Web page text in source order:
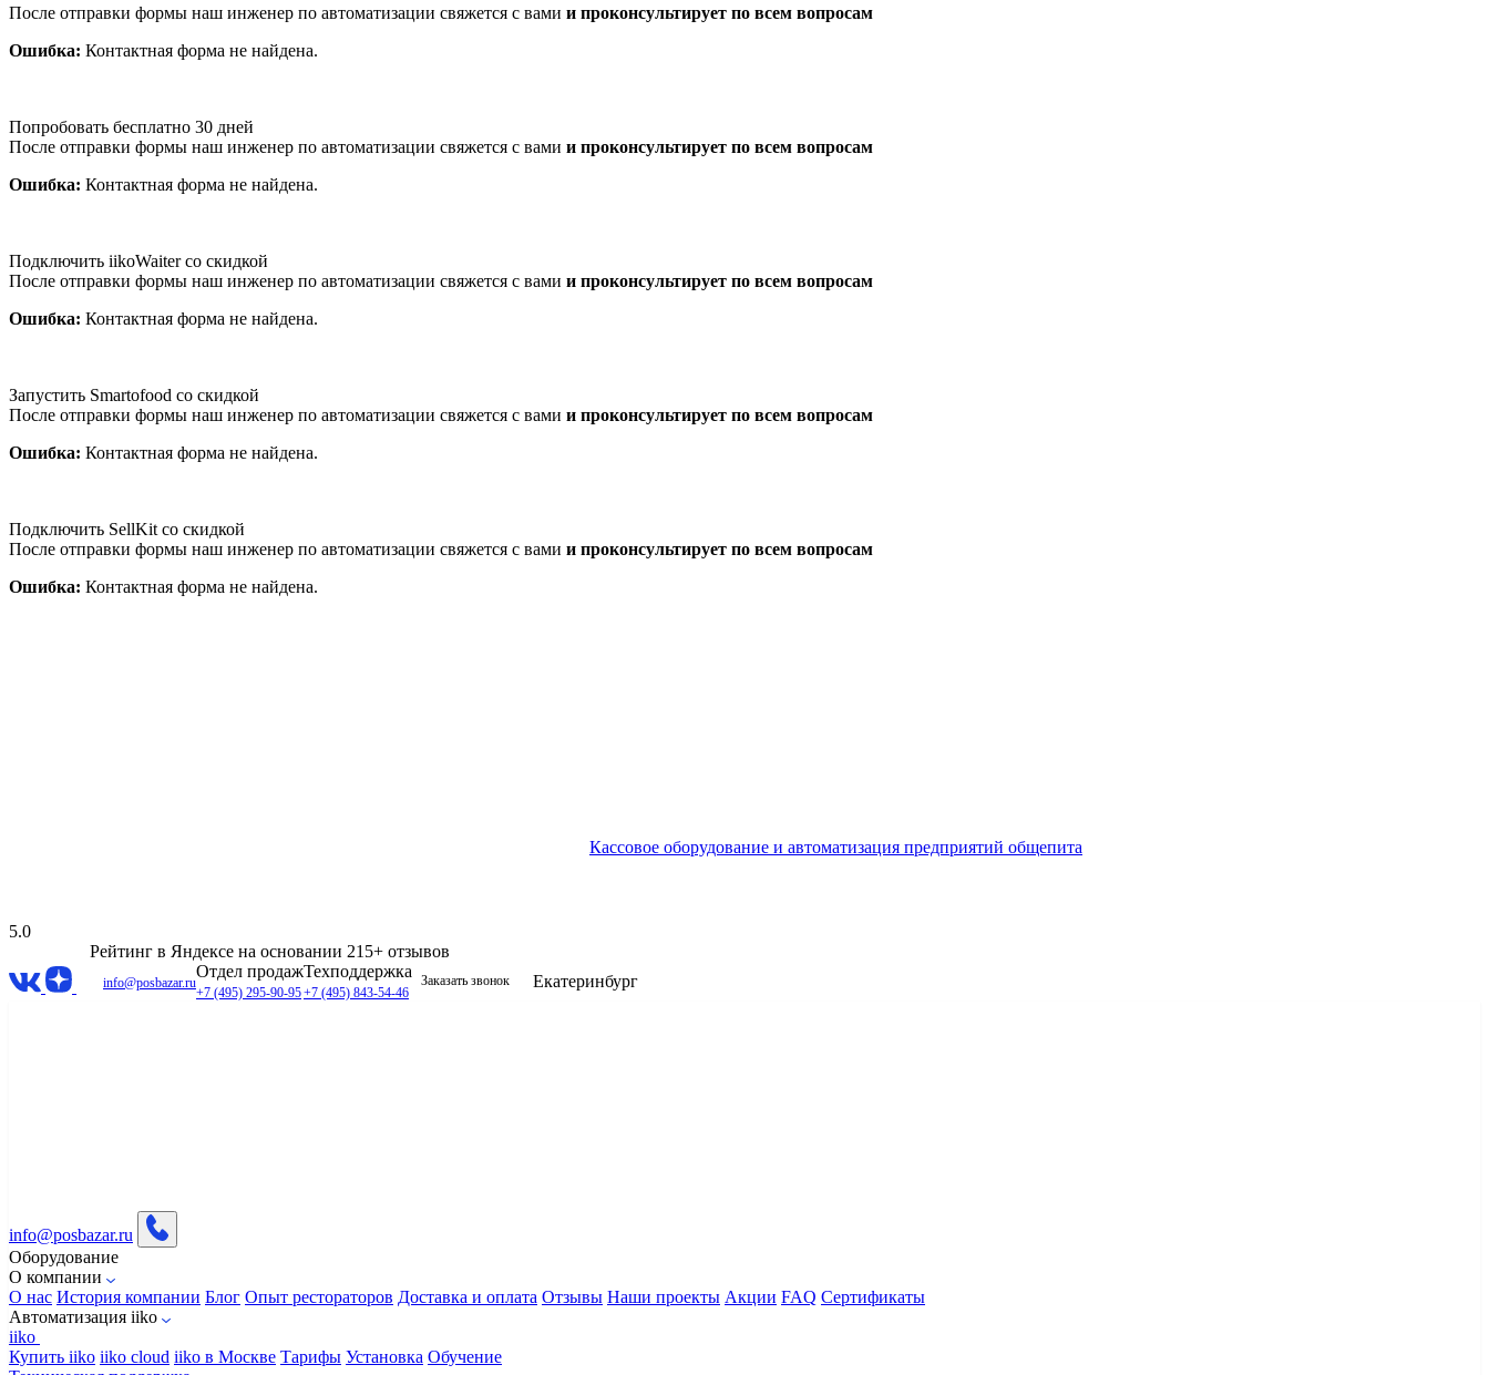
После отправки формы наш инженер по автоматизации свяжется с вами и проконсультирует по всем вопросам
Ошибка: Контактная форма не найдена.
Попробовать бесплатно 30 дней
После отправки формы наш инженер по автоматизации свяжется с вами и проконсультирует по всем вопросам
Ошибка: Контактная форма не найдена.
Подключить iikoWaiter со скидкой
После отправки формы наш инженер по автоматизации свяжется с вами и проконсультирует по всем вопросам
Ошибка: Контактная форма не найдена.
Запустить Smartofood со скидкой
После отправки формы наш инженер по автоматизации свяжется с вами и проконсультирует по всем вопросам
Ошибка: Контактная форма не найдена.
Подключить SellKit со скидкой
После отправки формы наш инженер по автоматизации свяжется с вами и проконсультирует по всем вопросам
Ошибка: Контактная форма не найдена.
Кассовое оборудование и автоматизация предприятий общепита
5.0
Рейтинг в Яндексе на основании 215+ отзывов
info@posbazar.ru
Отдел продаж
+7 (495) 295-90-95
Техподдержка
+7 (495) 843-54-46
Заказать звонок Екатеринбург
info@posbazar.ru
Оборудование
О компании
О нас История компании Блог Опыт рестораторов Доставка и оплата Отзывы Наши проекты Акции FAQ Сертификаты
Автоматизация iiko
iiko
Купить iiko iiko cloud iiko в Москве Тарифы Установка Обучение